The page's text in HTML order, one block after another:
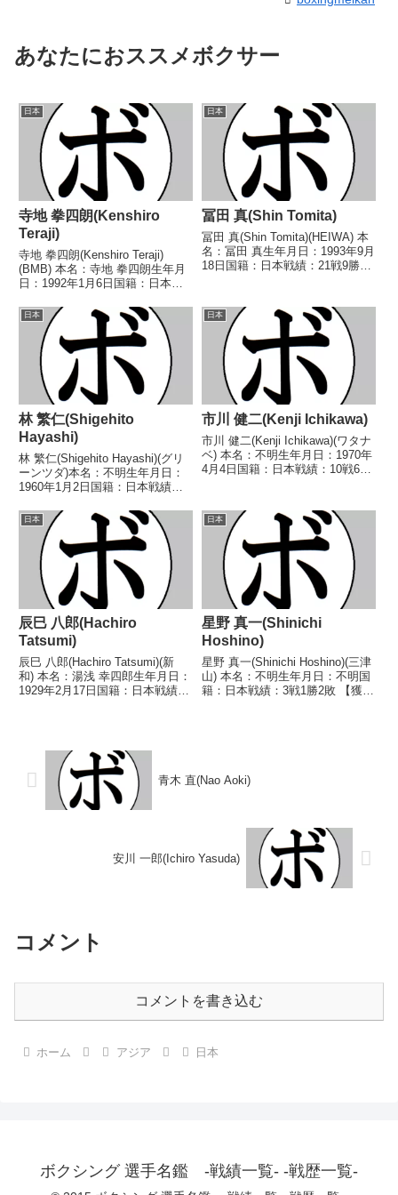
あなたにおススメボクサー
日本
寺地 拳四朗(Kenshiro
Teraji)
寺地 拳四朗(Kenshiro Teraji)
(BMB) 本名：寺地 拳四朗生年月
日：1992年1月6日国籍：日本戦
タイトル】2013年度国体成年の
部ライトフライ級優勝(アマチュ
ア)WBCライトフライ...
日本
冨田 真(Shin Tomita)
冨田 真(Shin Tomita)(HEIWA) 本
名：冨田 真生年月日：1993年9月
18日国籍：日本戦績：21戦9勝10
定 1-1(38-39、39-38、38-38)...
日本
林 繁仁(Shigehito
Hayashi)
林 繁仁(Shigehito Hayashi)(グリ
ーンツダ)本名：不明生年月日：
1960年1月2日国籍：日本戦績：8
ル】なし【戦歴】1983/05/17
●2RKO 松井 克利(大阪帝
拳)1984/03...
日本
市川 健二(Kenji Ichikawa)
市川 健二(Kenji Ichikawa)(ワタナ
ベ) 本名：不明生年月日：1970年
4月4日国籍：日本戦績：10戦6勝
○3RKO 川上 武彦(柏)■1992年度
東日本...
日本
辰巳 八郎(Hachiro
Tatsumi)
辰巳 八郎(Hachiro Tatsumi)(新
和) 本名：湯浅 幸四郎生年月日：
1929年2月17日国籍：日本戦績：
ター級王座第5代日...
日本
星野 真一(Shinichi
Hoshino)
星野 真一(Shinichi Hoshino)(三津
山) 本名：不明生年月日：不明国
籍：日本戦績：3戦1勝2敗 【獲得
青木 直(Nao Aoki)
安川 一郎(Ichiro Yasuda)
コメント
コメントを書き込む
ホーム アジア 日本
ボクシング 選手名鑑 -戦績一覧- -戦歴一覧-